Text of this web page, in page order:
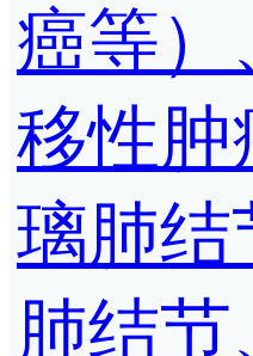
癌等）
移性肿
璃肺结
肺结节